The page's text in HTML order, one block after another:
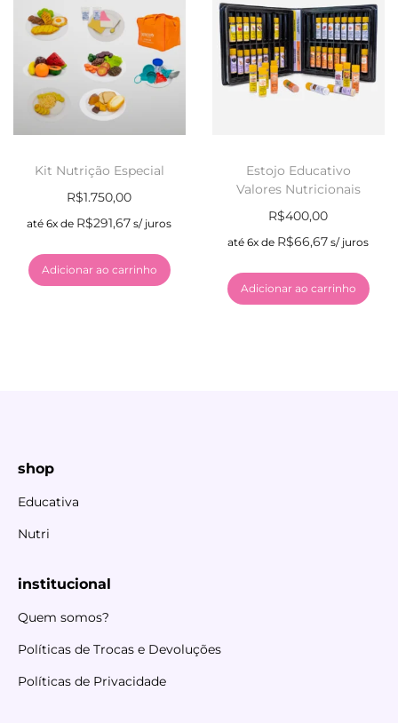
Kit Nutrição Especial
R$1.750,00
até 6x de R$291,67 s/ juros
Adicionar ao carrinho
Estojo Educativo
Valores Nutricionais
R$400,00
até 6x de R$66,67 s/ juros
Adicionar ao carrinho
shop
Educativa
Nutri
institucional
Quem somos?
Políticas de Trocas e Devoluções
Políticas de Privacidade